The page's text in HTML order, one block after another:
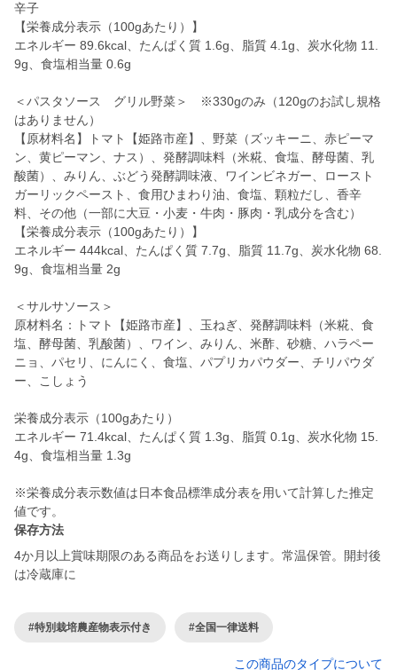
辛子
【栄養成分表示（100gあたり）】
エネルギー 89.6kcal、たんぱく質 1.6g、脂質 4.1g、炭水化物 11.
9g、食塩相当量 0.6g
＜パスタソース グリル野菜＞ ※330gのみ（120gのお試し規格
はありません）
【原材料名】トマト【姫路市産】、野菜（ズッキーニ、赤ピーマ
ン、黄ピーマン、ナス）、発酵調味料（米糀、食塩、酵母菌、乳
酸菌）、みりん、ぶどう発酵調味液、ワインビネガー、ロースト
ガーリックペースト、食用ひまわり油、食塩、顆粒だし、香辛
料、その他（一部に大豆・小麦・牛肉・豚肉・乳成分を含む）
【栄養成分表示（100gあたり）】
エネルギー 444kcal、たんぱく質 7.7g、脂質 11.7g、炭水化物 68.
9g、食塩相当量 2g
＜サルサソース＞
原材料名：トマト【姫路市産】、玉ねぎ、発酵調味料（米糀、食
塩、酵母菌、乳酸菌）、ワイン、みりん、米酢、砂糖、ハラペー
ニョ、パセリ、にんにく、食塩、パプリカパウダー、チリパウダ
ー、こしょう
栄養成分表示（100gあたり）
エネルギー 71.4kcal、たんぱく質 1.3g、脂質 0.1g、炭水化物 15.
4g、食塩相当量 1.3g
※栄養成分表示数値は日本食品標準成分表を用いて計算した推定
値です。
保存方法
4か月以上賞味期限のある商品をお送りします。常温保管。開封後
は冷蔵庫に
#特別栽培農産物表示付き #全国一律送料
この商品のタイプについて